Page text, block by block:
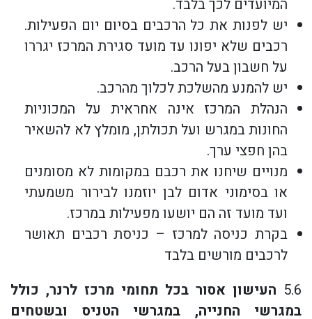
המיועדים לכך בלבד.
יש לפנות את כל הרכבים בסיום יום הפעילות.
רכבים שלא יפונו עד מועד סגירת המרכז יגררו
על חשבון בעל הרכב.
יש להמנע מהשלכת לכלוך מהרכב.
הנהלת המרכז אינה אחראית על המכוניות
החונות במגרש ועל תכולתן, מומלץ לא להשאיר
בהן חפצי ערך.
מנויים שיחנו את רכבם במקומות לא מסומנים
או בסימוני אדום לבן יוזמנו לבירור משמעתי
ועד מועד זה הם יושעו מפעילות במרכז.
בקרת כניסה למרכז – כניסת רכבים תאושר
לרכבים מורשים בלבד
5.6 העישון אסור בכל תחומי מרכז לרנר, כולל
במגרשי החנייה, במגרשי הטניס ובשטחים